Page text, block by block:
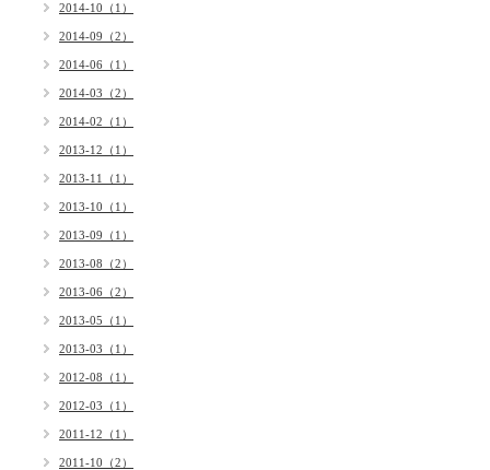
2014-10（1）
2014-09（2）
2014-06（1）
2014-03（2）
2014-02（1）
2013-12（1）
2013-11（1）
2013-10（1）
2013-09（1）
2013-08（2）
2013-06（2）
2013-05（1）
2013-03（1）
2012-08（1）
2012-03（1）
2011-12（1）
2011-10（2）